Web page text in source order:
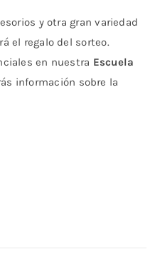
y otra gran variedad
el regalo del sorteo.
en nuestra Escuela
información sobre la